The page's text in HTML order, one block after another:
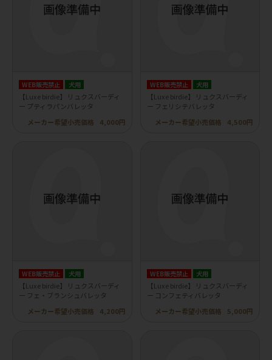
WEB販売禁止 犬用
【Luxe birdie】 リュクスバーディ
ー プティラパンバレッタ
メーカー希望小売価格
4,000円
WEB販売禁止 犬用
【Luxe birdie】 リュクスバーディ
ー フェリシテバレッタ
メーカー希望小売価格
4,500円
WEB販売禁止 犬用
【Luxe birdie】 リュクスバーディ
ー フェ・ブランシュバレッタ
メーカー希望小売価格
4,200円
WEB販売禁止 犬用
【Luxe birdie】 リュクスバーディ
ー コンフェティバレッタ
メーカー希望小売価格
5,000円